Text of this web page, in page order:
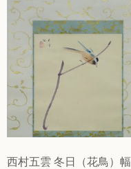
西村五雲 冬日（花鳥）幅